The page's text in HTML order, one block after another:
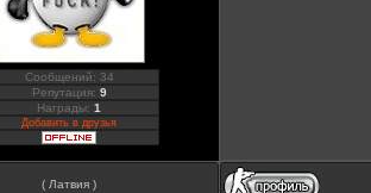
Сообщений: 34
Репутация: 9
Награды:1
Добавить в друзья
( Латвия )